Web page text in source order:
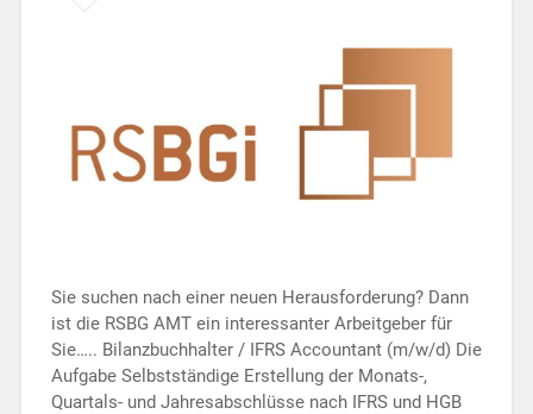
Sie suchen nach einer neuen Herausforderung? Dann
ist die RSBG AMT ein interessanter Arbeitgeber für
Sie….. Bilanzbuchhalter / IFRS Accountant (m/w/d) Die
Aufgabe Selbstständige Erstellung der Monats-,
Quartals- und Jahresabschlüsse nach IFRS und HGB